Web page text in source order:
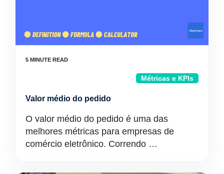
Métricas e KPIs
Valor médio do pedido
O valor médio do pedido é uma das
melhores métricas para empresas de
comércio eletrônico. Correndo …